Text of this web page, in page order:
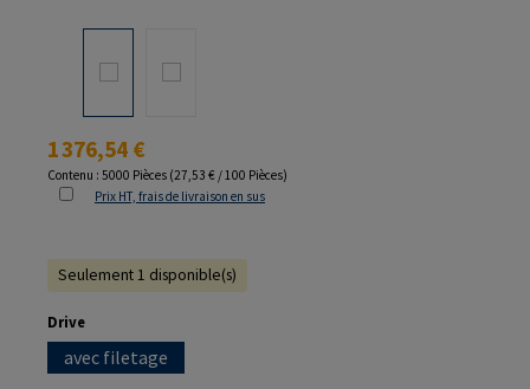
Prix régulier :
1 376,54 €
Contenu : 5000 Pièces (27,53 € / 100 Pièces)
Prix HT, frais de livraison en sus
Seulement 1 disponible(s)
Sélectionnez
Drive
avec filetage